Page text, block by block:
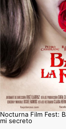
Nocturna Film Fest:
mi secreto